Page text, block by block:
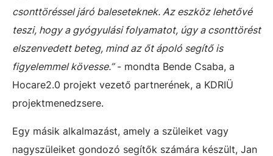
csonttöréssel járó baleseteknek. Az eszköz lehetővé
teszi, hogy a gyógyulási folyamatot, úgy a csonttörést
elszenvedett beteg, mind az őt ápoló segítő is
figyelemmel kövesse.”- mondta Bende Csaba, a
Hocare2.0 projekt vezető partnerének, a KDRIÜ
projektmenedzsere.
Egy másik alkalmazást, amely a szüleiket vagy
nagyszüleiket gondozó segítők számára készült, Jan